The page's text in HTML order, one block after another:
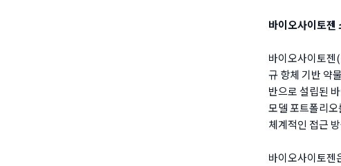
바이오사이토젠
바이오사이토젠
규 항체 기반 약
반으로 설립된
모델 포트폴리
체계적인 접근
바이오사이토젠